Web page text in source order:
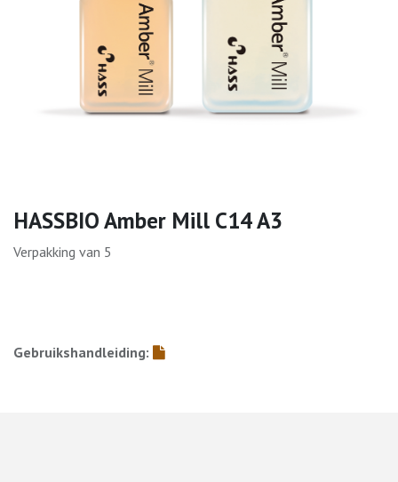
HASSBIO Amber Mill C14 A3
Verpakking van 5
Gebruikshandleiding: